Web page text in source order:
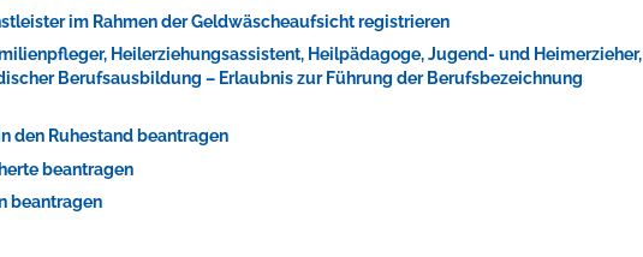
für Events aller Art!
im Rahmen der Geldwäscheaufsicht registrieren
Heilerziehungsassistent, Heilpädagoge, Jugend- und Heimerzieher,
Berufsausbildung – Erlaubnis zur Führung der Berufsbezeichnung
den Ruhestand beantragen
beantragen
beantragen